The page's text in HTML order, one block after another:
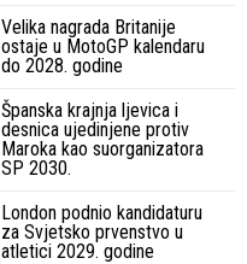
Velika nagrada Britanije
ostaje u MotoGP kalendaru
do 2028. godine
Španska krajnja ljevica i
desnica ujedinjene protiv
Maroka kao suorganizatora
SP 2030.
London podnio kandidaturu
za Svjetsko prvenstvo u
atletici 2029. godine